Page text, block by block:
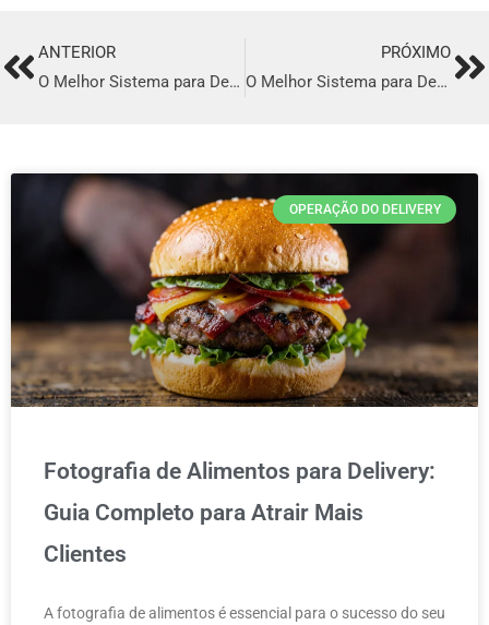
PrevANTERIOR
O Melhor Sistema para Delivery em Arapongas
PRÓXIMO
O Melhor Sistema para Delivery em Corumbá
OPERAÇÃO DO DELIVERY
Fotografia de Alimentos para Delivery:
Guia Completo para Atrair Mais
Clientes
A fotografia de alimentos é essencial para o sucesso do seu